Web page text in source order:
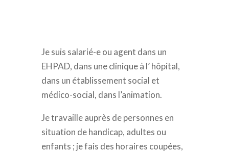
Je suis salarié-e ou agent dans un
EHPAD, dans une clinique à l’ hôpital,
dans un établissement social et
médico-social, dans l’animation.
Je travaille auprès de personnes en
situation de handicap, adultes ou
enfants ; je fais des horaires coupées,